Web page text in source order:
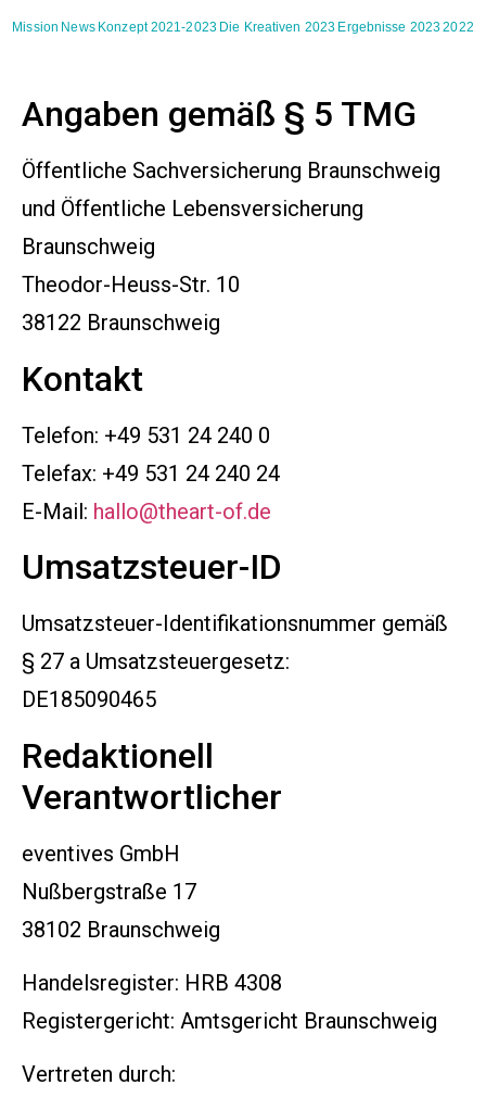
Mission News Konzept 2021-2023 Die Kreativen 2023 Ergebnisse 20232022
Angaben gemäß § 5 TMG
Öffentliche Sachversicherung Braunschweig
und Öffentliche Lebensversicherung
Braunschweig
Theodor-Heuss-Str. 10
38122 Braunschweig
Kontakt
Telefon: +49 531 24 240 0
Telefax: +49 531 24 240 24
E-Mail: hallo@theart-of.de
Umsatzsteuer-ID
Umsatzsteuer-Identifikationsnummer gemäß
§ 27 a Umsatzsteuergesetz:
DE185090465
Redaktionell
Verantwortlicher
eventives GmbH
Nußbergstraße 17
38102 Braunschweig
Handelsregister: HRB 4308
Registergericht: Amtsgericht Braunschweig
Vertreten durch: